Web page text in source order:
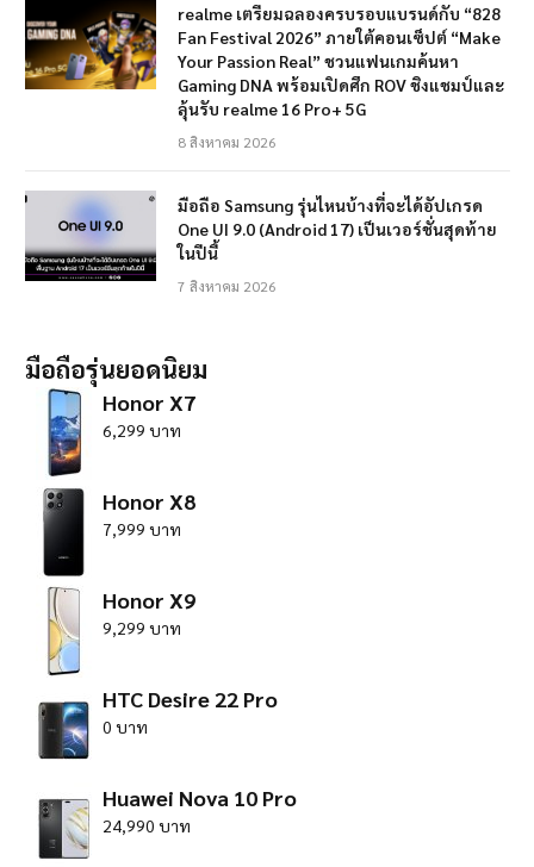
realme เตรียมฉลองครบรอบแบรนด์กับ “828
Fan Festival 2026” ภายใต้คอนเซ็ปต์ “Make
Your Passion Real” ชวนแฟนเกมค้นหา
Gaming DNA พร้อมเปิดศึก ROV ชิงแชมป์และ
ลุ้นรับ realme 16 Pro+ 5G
8 สิงหาคม 2026
มือถือ Samsung รุ่นไหนบ้างที่จะได้อัปเกรด
One UI 9.0 (Android 17) เป็นเวอร์ชั่นสุดท้าย
ในปีนี้
7 สิงหาคม 2026
มือถือรุ่นยอดนิยม
Honor X7
6,299 บาท
Honor X8
7,999 บาท
Honor X9
9,299 บาท
HTC Desire 22 Pro
0 บาท
Huawei Nova 10 Pro
24,990 บาท